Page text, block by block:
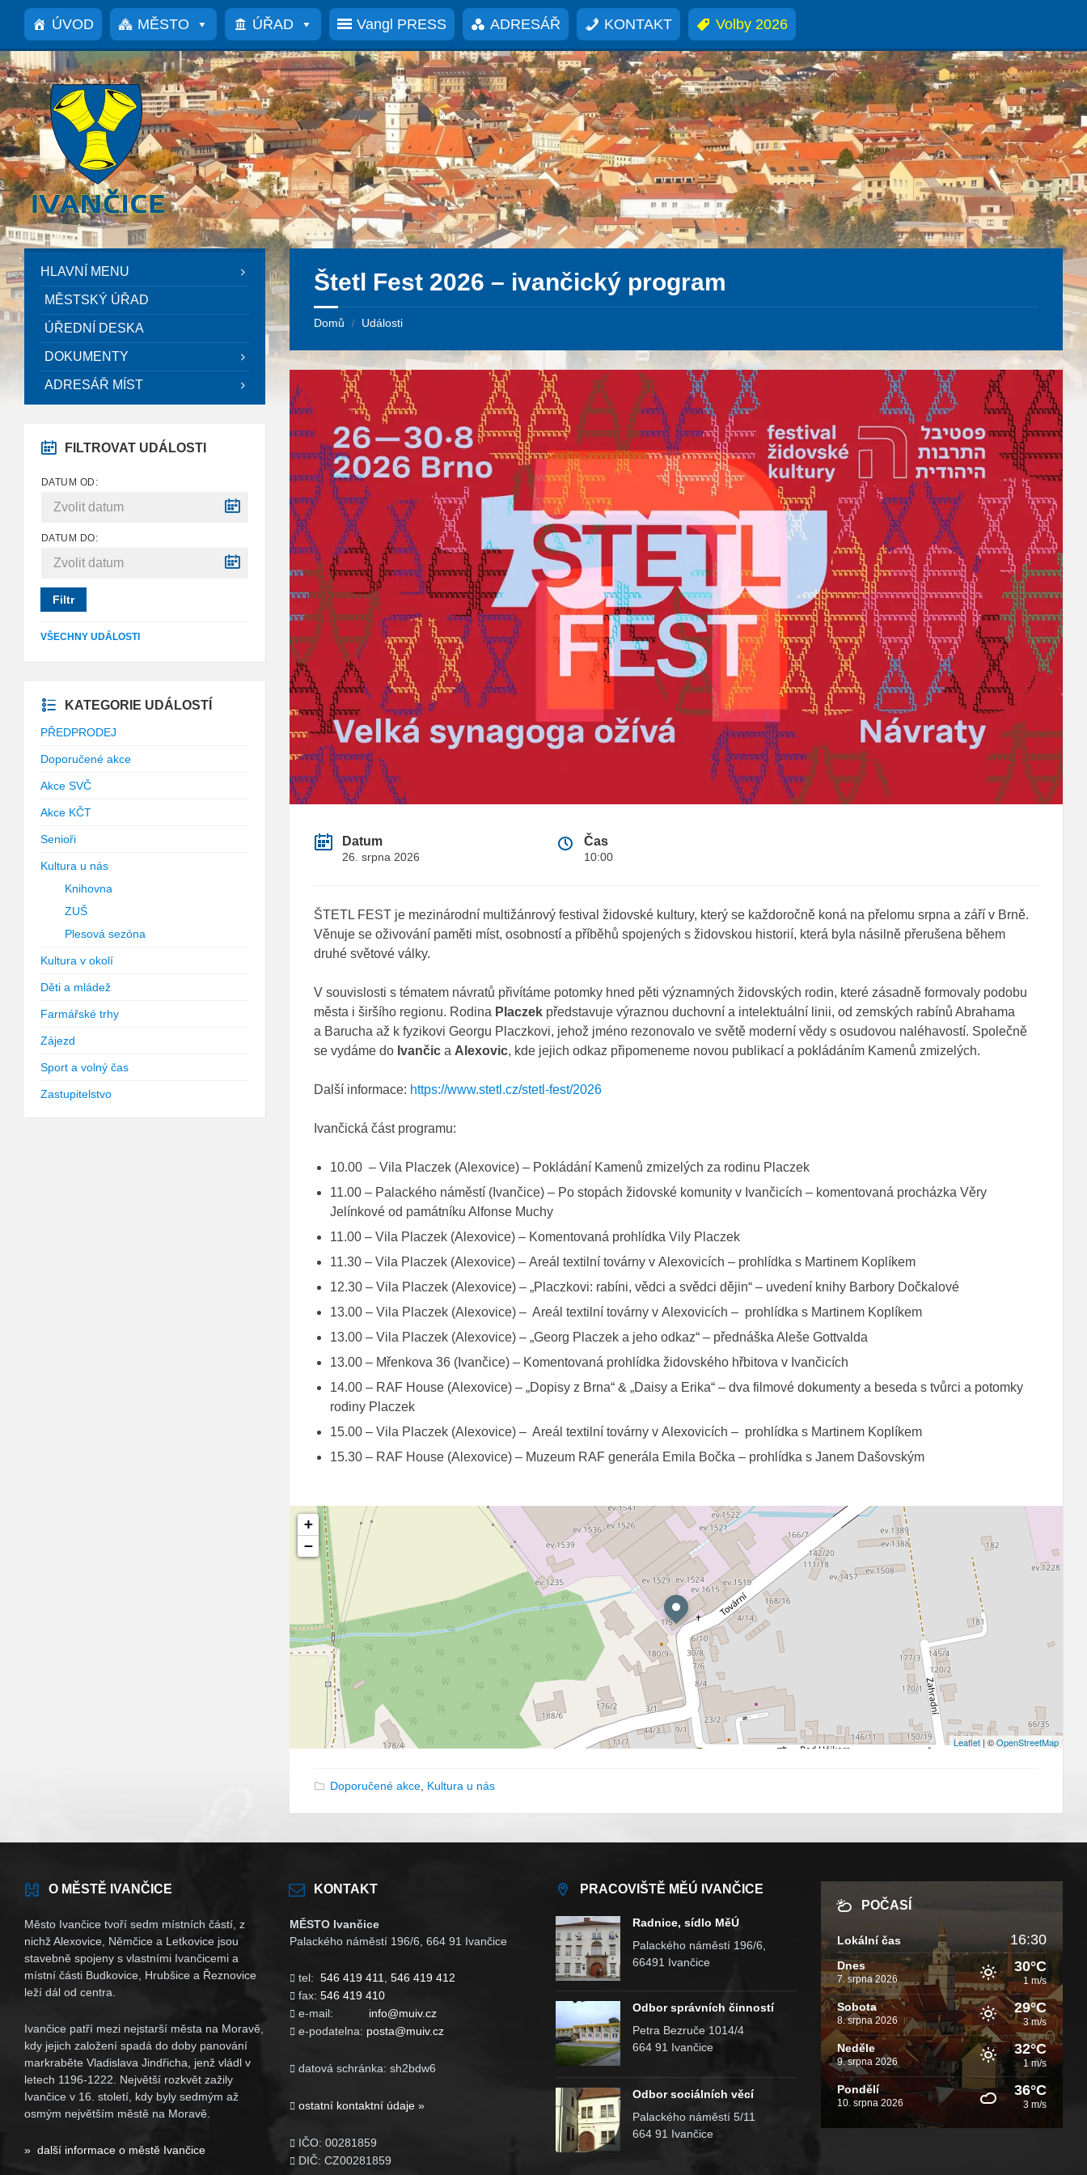
Přeskočit
obsah
Přeskočit
panel
Přeskočit
patičku
ÚVOD MĚSTO ÚŘAD Vangl PRESS ADRESÁŘ KONTAKT Volby 2026
Štetl Fest 2026 – ivančický program
Domů / Události
Datum
26. srpna 2026
Čas
10:00
ŠTETL FEST je mezinárodní multižánrový festival židovské kultury, který se každoročně koná na přelomu srpna a září v Brně.
Věnuje se oživování paměti míst, osobností a příběhů spojených s židovskou historií, která byla násilně přerušena během
druhé světové války.
V souvislosti s tématem návratů přivítáme potomky hned pěti významných židovských rodin, které zásadně formovaly podobu
města i širšího regionu. Rodina Placzek představuje výraznou duchovní a intelektuální linii, od zemských rabínů Abrahama
a Barucha až k fyzikovi Georgu Placzkovi, jehož jméno rezonovalo ve světě moderní vědy s osudovou naléhavostí. Společně
se vydáme do Ivančic aAlexovic, kde jejich odkaz připomeneme novou publikací a pokládáním Kamenů zmizelých.
Další informace: https://www.stetl.cz/stetl-fest/2026
Ivančická část programu:
10.00 – Vila Placzek (Alexovice) – Pokládání Kamenů zmizelých za rodinu Placzek
11.00 – Palackého náměstí (Ivančice) – Po stopách židovské komunity v Ivančicích – komentovaná procházka Věry
Jelínkové od památníku Alfonse Muchy
11.00 – Vila Placzek (Alexovice) – Komentovaná prohlídka Vily Placzek
11.30 – Vila Placzek (Alexovice) – Areál textilní továrny v Alexovicích – prohlídka s Martinem Koplíkem
12.30 – Vila Placzek (Alexovice) – „Placzkovi: rabíni, vědci a svědci dějin“ – uvedení knihy Barbory Dočkalové
13.00 – Vila Placzek (Alexovice) – Areál textilní továrny v Alexovicích – prohlídka s Martinem Koplíkem
13.00 – Vila Placzek (Alexovice) – „Georg Placzek a jeho odkaz“ – přednáška Aleše Gottvalda
13.00 – Mřenkova 36 (Ivančice) – Komentovaná prohlídka židovského hřbitova v Ivančicích
14.00 – RAF House (Alexovice) – „Dopisy z Brna“ & „Daisy a Erika“ – dva filmové dokumenty a beseda s tvůrci a potomky
rodiny Placzek
15.00 – Vila Placzek (Alexovice) – Areál textilní továrny v Alexovicích – prohlídka s Martinem Koplíkem
15.30 – RAF House (Alexovice) – Muzeum RAF generála Emila Bočka – prohlídka s Janem Dašovským
+
−
Leaflet| ©OpenStreetMap
Doporučené akce, Kultura u nás
HLAVNÍ MENU
MĚSTSKÝ ÚŘAD
ÚŘEDNÍ DESKA
DOKUMENTY
ADRESÁŘ MÍST
FILTROVAT UDÁLOSTI
DATUM OD:
DATUM DO:
Filtr
VŠECHNY UDÁLOSTI
KATEGORIE UDÁLOSTÍ
PŘEDPRODEJ
Doporučené akce
Akce SVČ
Akce KČT
Senioři
Kultura u nás
Knihovna
ZUŠ
Plesová sezóna
Kultura v okolí
Děti a mládež
Farmářské trhy
Zájezd
Sport a volný čas
Zastupitelstvo
O MĚSTĚ IVANČICE
Město Ivančice tvoří sedm místních částí, z
nichž Alexovice, Němčice a Letkovice jsou
stavebně spojeny s vlastními Ivančicemi a
místní části Budkovice, Hrubšice a Řeznovice
leží dál od centra.
Ivančice patří mezi nejstarší města na Moravě,
kdy jejich založení spadá do doby panování
markraběte Vladislava Jindřicha, jenž vládl v
letech 1196-1222. Největší rozkvět zažily
Ivančice v 16. století, kdy byly sedmým až
osmým největším městě na Moravě.
» další informace o městě Ivančice
KONTAKT
MĚSTO Ivančice
Palackého náměstí 196/6, 664 91 Ivančice
 tel:546 419 411,546 419 412
 fax:546 419 410
 e-mail: info@muiv.cz
 e-podatelna: posta@muiv.cz
 datová schránka: sh2bdw6
 ostatní kontaktní údaje »
 IČO: 00281859
 DIČ: CZ00281859
PRACOVIŠTĚ MĚÚ IVANČICE
Radnice, sídlo MěÚ
Palackého náměstí 196/6,
66491 Ivančice
Odbor správních činností
Petra Bezruče 1014/4
664 91 Ivančice
Odbor sociálních věcí
Palackého náměstí 5/11
664 91 Ivančice
POČASÍ
Lokální čas 16:30
Dnes
7. srpna 2026
30°C
1 m/s
Sobota
8. srpna 2026
29°C
3 m/s
Neděle
9. srpna 2026
32°C
1 m/s
Pondělí
10. srpna 2026
36°C
3 m/s